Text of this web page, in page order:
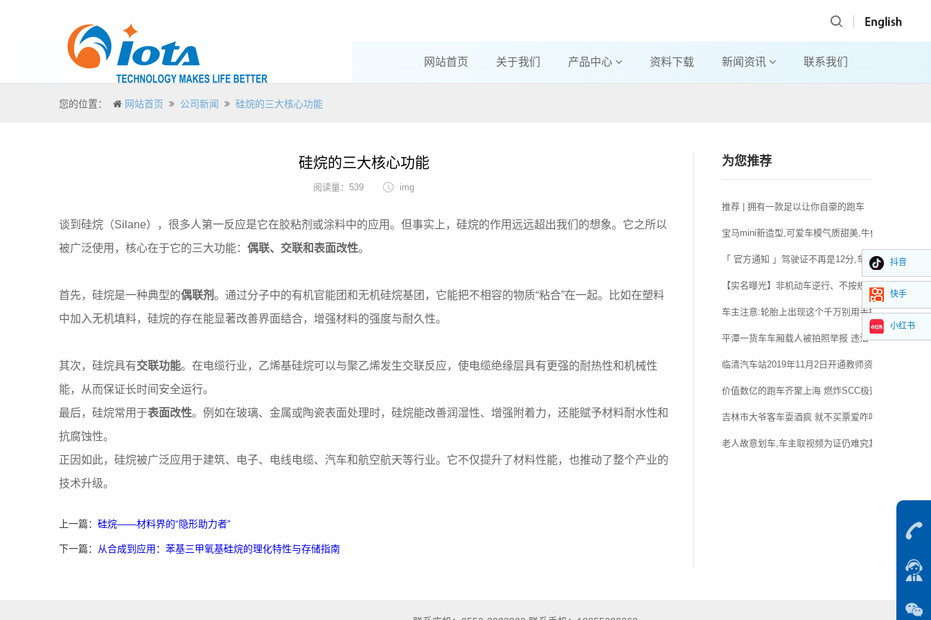
网站首页 关于我们 产品中心 资料下载 新闻资讯 联系我们
您的位置： 网站首页 公司新闻 硅烷的三大核心功能
硅烷的三大核心功能
阅读量：539 img
谈到硅烷（Silane），很多人第一反应是它在胶粘剂或涂料中的应用。但事实上，硅烷的作用远远超出我们的想象。它之所以
被广泛使用，核心在于它的三大功能： 偶联、交联和表面改性。
首先，硅烷是一种典型的偶联剂。通过分子中的有机官能团和无机硅烷基团，它能把不相容的物质“粘合”在一起。比如在塑料
中加入无机填料，硅烷的存在能显著改善界面结合，增强材料的强度与耐久性。
其次，硅烷具有交联功能。在电缆行业，乙烯基硅烷可以与聚乙烯发生交联反应，使电缆绝缘层具有更强的耐热性和机械性
能，从而保证长时间安全运行。
最后，硅烷常用于表面改性。例如在玻璃、金属或陶瓷表面处理时，硅烷能改善润湿性、增强附着力，还能赋予材料耐水性和
抗腐蚀性。
正因如此，硅烷被广泛应用于建筑、电子、电线电缆、汽车和航空航天等行业。它不仅提升了材料性能，也推动了整个产业的
技术升级。
上一篇： 硅烷——材料界的“隐形助力者”
下一篇： 从合成到应用：苯基三甲氧基硅烷的理化特性与存储指南
为您推荐
推荐 | 拥有一款足以让你自豪的跑车
宝马mini新造型,可爱车模气质甜美,牛仔短裤显身材
「 官方通知 」驾驶证不再是12分,车辆不再“年检
【实名曝光】非机动车逆行、不按规定车道行驶违
车主注意:轮胎上出现这个千万别用手摸!
平潭一货车车厢载人被拍照举报 违法车牌同曝光并
临清汽车站2019年11月2日开通教师资格证考场直通
价值数亿的跑车齐聚上海 燃炸SCC极速赛道嘉年华
吉林市大爷客车耍酒疯 就不买票爱咋咋地 谁也别想
老人故意划车,车主取视频为证仍难究其责任!应该怎
抖音
快手
小红书